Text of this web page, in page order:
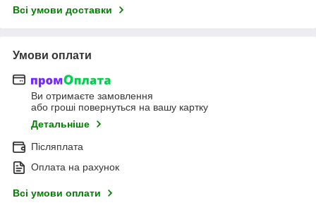
Всі умови доставки
Умови оплати
Ви отримаєте замовлення
або гроші повернуться на вашу картку
Детальніше
Післяплата
Оплата на рахунок
Всі умови оплати